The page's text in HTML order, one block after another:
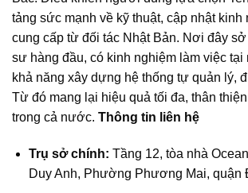
tảng sức mạnh về kỹ thuật, cập nhật kinh
cung cấp từ đối tác Nhật Bản. Nơi đây
sư hàng đầu, có kinh nghiệm làm việc
khả năng xây dựng hệ thống tự quản lý,
Từ đó mang lại hiệu quả tối đa, thân
trong cả nước. Thông tin liên hệ
Trụ sở chính: Tầng 12, tòa nhà
Duy Anh, Phường Phương Mai, quận